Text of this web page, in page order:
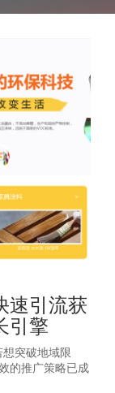
速引流获
引擎
突破地域限
的推广策略已成